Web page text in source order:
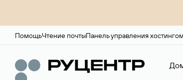
ПомощьЧтение почтыПанель управления хостингом